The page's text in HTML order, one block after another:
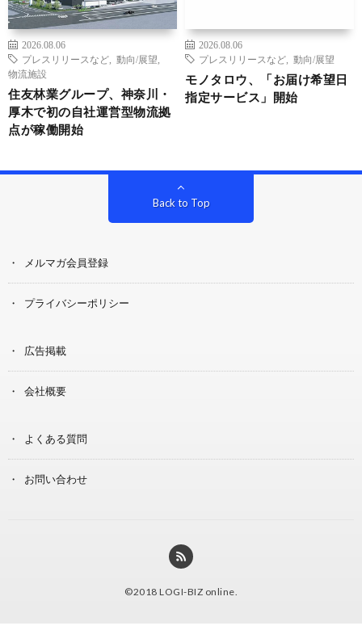
2026.08.06
プレスリリースなど
動向/展望
物流施設
住友林業グループ、神奈川・
厚木で初の自社運営型物流拠
点が稼働開始
2026.08.06
プレスリリースなど
動向/展望
モノタロウ、「お届け希望日
指定サービス」開始
Back to Top
メルマガ会員登録
プライバシーポリシー
広告掲載
会社概要
よくある質問
お問い合わせ
©2018 LOGI-BIZ online